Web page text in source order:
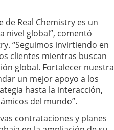
Real Chemistry es un
nivel global”, comentó
“Seguimos invirtiendo en
clientes mientras buscan
global. Fortalecer nuestra
un mejor apoyo a los
hasta la interacción,
del mundo”.
contrataciones y planes